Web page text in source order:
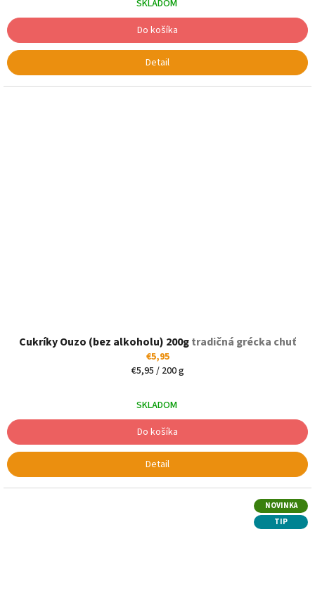
SKLADOM
Do košíka
Detail
Cukríky Ouzo (bez alkoholu) 200gtradičná grécka chuť
€5,95
Jednotková
€5,95 / 200 g
SKLADOM
Do košíka
Detail
NOVINKA
TIP